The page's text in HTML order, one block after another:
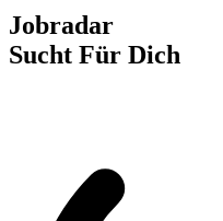
Jobradar
Sucht Für Dich